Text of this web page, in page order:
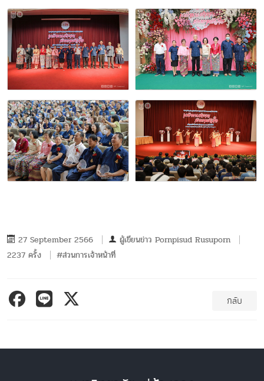
27 September 2566 ผู้เขียนข่าว Pornpisud Rusuporn
2237 ครั้ง
#ส่วนการเจ้าหน้าที่
กลับ